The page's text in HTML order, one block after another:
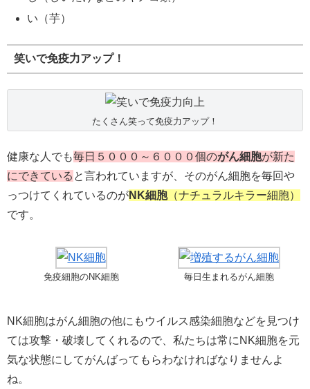
い（芋）
笑いで免疫力アップ！
たくさん笑って免疫力アップ！
健康な人でも毎日５０００～６０００個のがん細胞が新た
にできている と言われていますが、そのがん細胞を毎回や
っつけてくれているのがNK細胞（ナチュラルキラー細胞）
です。
免疫細胞のNK細胞 毎日生まれるがん細胞
NK細胞はがん細胞の他にもウイルス感染細胞などを見つけ
ては攻撃・破壊してくれるので、私たちは常にNK細胞を元
気な状態にしてがんばってもらわなければなりませんよ
ね。